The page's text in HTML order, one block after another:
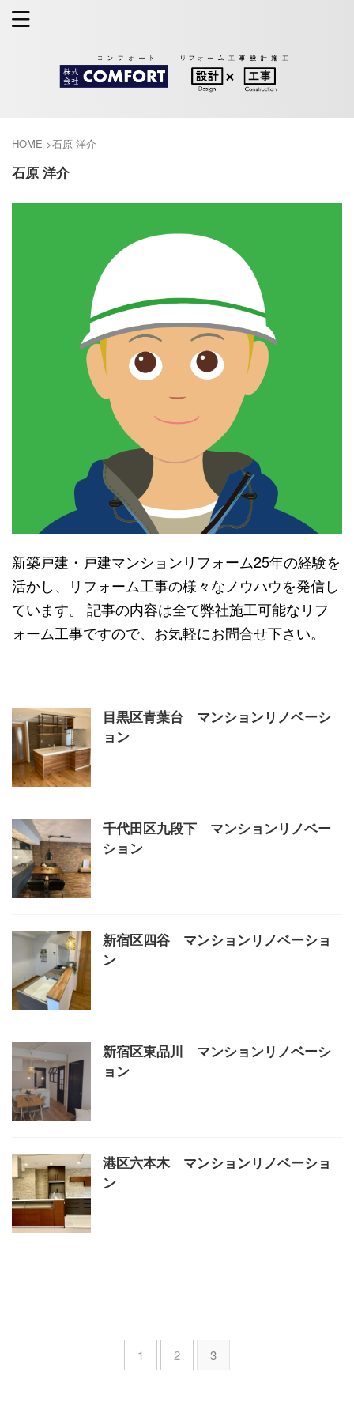
HOME >石原 洋介
石原 洋介
新築戸建・戸建マンションリフォーム25年の経験を
活かし、リフォーム工事の様々なノウハウを発信し
ています。 記事の内容は全て弊社施工可能なリフ
ォーム工事ですので、お気軽にお問合せ下さい。
目黒区青葉台 マンションリノベーシ
ョン
千代田区九段下 マンションリノベー
ション
新宿区四谷 マンションリノベーショ
ン
新宿区東品川 マンションリノベーシ
ョン
港区六本木 マンションリノベーショ
ン
1 2 3